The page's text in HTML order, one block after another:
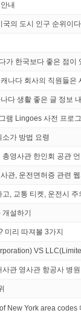
내
의 도시 인구 순위이
가 한국보다 좋은 점이
나다 회사의 직원들은
다 생활 좋은 글 정보
램 Lingoes 사전 프로
소가 방법 요령
영사관 한인회 공관
관, 운전면허증 관련
, 교통 티켓, 운전시
설하기
미리 따져볼 3가지
VS
관 영사관 항공사 병원
New York area codes